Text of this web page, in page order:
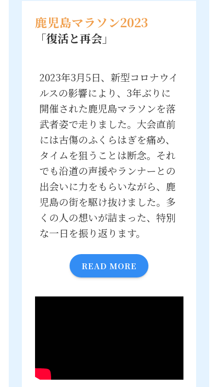
鹿児島マラソン2023
「復活と再会」
2023年3月5日、新型コロナウイ
ルスの影響により、3年ぶりに
開催された鹿児島マラソンを落
武者姿で走りました。大会直前
には古傷のふくらはぎを痛め、
タイムを狙うことは断念。それ
でも沿道の声援やランナーとの
出会いに力をもらいながら、鹿
児島の街を駆け抜けました。多
くの人の想いが詰まった、特別
な一日を振り返ります。
READ MORE